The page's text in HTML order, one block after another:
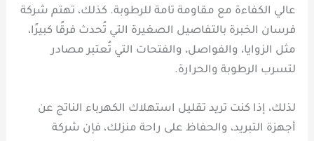
عالي الكفاءة مع مقاومة تامة للرطوبة. كذلك، تهتم شركة
فرسان الخبرة بالتفاصيل الصغيرة التي تُحدث فرقًا كبيرًا،
مثل الزوايا، والفواصل، والفتحات التي تُعتبر مصادر
لتسرب الرطوبة والحرارة.
لذلك، إذا كنت تريد تقليل استهلاك الكهرباء الناتج عن
أجهزة التبريد، والحفاظ على راحة منزلك، فإن شركة